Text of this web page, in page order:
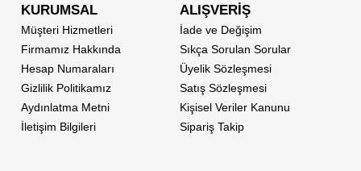
KURUMSAL
Müşteri Hizmetleri
Firmamız Hakkında
Hesap Numaraları
Gizlilik Politikamız
Aydınlatma Metni
İletişim Bilgileri
ALIŞVERİŞ
İade ve Değişim
Sıkça Sorulan Sorular
Üyelik Sözleşmesi
Satış Sözleşmesi
Kişisel Veriler Kanunu
Sipariş Takip